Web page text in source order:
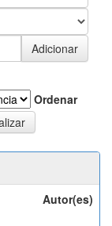
Ordenar
Autor(es)